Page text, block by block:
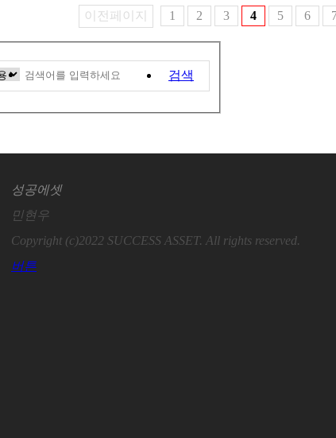
이전페이지 1 2 3 4 5 6
검색
성공에셋
민현우
Copyright (c)2022 SUCCESS ASSET. All rights reserved.
버튼